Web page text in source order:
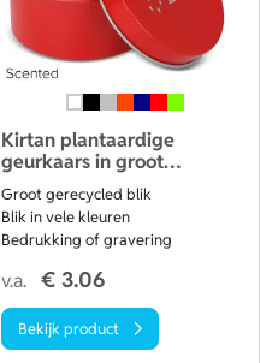
Kirtan plantaardige
geurkaars in groot
gerecycled blik
Groot gerecycled blik
Blik in vele kleuren
Bedrukking of gravering
v.a. € 3.06
Bekijk product